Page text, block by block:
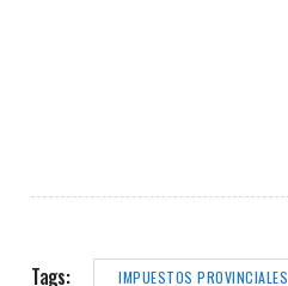
Tags: IMPUESTOS PROVINCIALES